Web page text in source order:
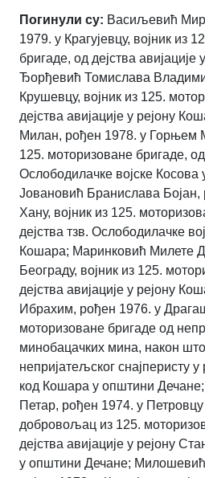
Погинули су: Васиљевић
1979. у Крагујевцу, војник из
бригаде, од дејства авијације
Ђорђевић Томислава
Крушевцу, војник из 125.
дејства авијације у рејону
Милан, рођен 1978. у Горњем
125. моторизоване бригаде, од
Ослободилачке војске Косова
Јовановић Бранислава
Хану, војник из 125.
дејства тзв. Ослободилачке
Кошара; Маринковић Милете
Београду, војник из 125.
дејства авијације у рејону
Ибрахим, рођен 1976. у
моторизоване бригаде од
минобацачких мина, након
непријатељског снајперисту
код Кошара у општини
Петар, рођен 1974. у
добровољац из 125.
дејства авијације у рејону
у општини Дечане;